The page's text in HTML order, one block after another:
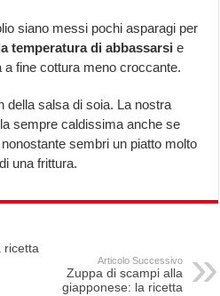
siano messi pochi asparagi per
temperatura di abbassarsi e
a fine cottura meno croccante.
della salsa di soia. La nostra
sempre caldissima anche se
sembri un piatto molto
una frittura.
ricetta
Articolo Successivo
Zuppa di scampi alla
giapponese: la ricetta